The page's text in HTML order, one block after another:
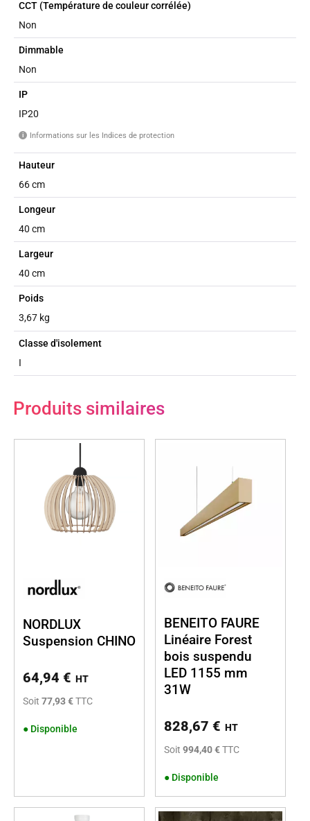
CCT (Température de couleur corrélée)
Non
Dimmable
Non
IP
IP20
i Informations sur les Indices de protection
Hauteur
66 cm
Longeur
40 cm
Largeur
40 cm
Poids
3,67 kg
Classe d'isolement
I
Produits similaires
NORDLUX
Suspension CHINO
64,94 € HT
Soit 77,93 €TTC
● Disponible
BENEITO FAURE
Linéaire Forest
bois suspendu
LED 1155 mm
31W
828,67 € HT
Soit 994,40 €TTC
● Disponible